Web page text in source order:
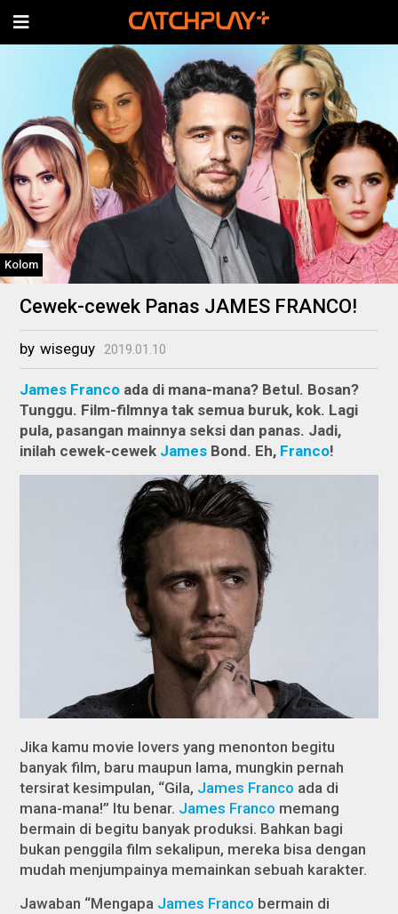
Kolom
Cewek-cewek Panas JAMES FRANCO!
by wiseguy 2019.01.10
James Franco ada di mana-mana? Betul. Bosan?
Tunggu. Film-filmnya tak semua buruk, kok. Lagi
pula, pasangan mainnya seksi dan panas. Jadi,
inilah cewek-cewek James Bond. Eh, Franco!
Jika kamu movie loversyang menonton begitu
banyak film, baru maupun lama, mungkin pernah
tersirat kesimpulan, “Gila, James Franco ada di
mana-mana!” Itu benar. James Franco memang
bermain di begitu banyak produksi. Bahkan bagi
bukan penggila film sekalipun, mereka bisa dengan
mudah menjumpainya memainkan sebuah karakter.
Jawaban “Mengapa James Franco bermain di